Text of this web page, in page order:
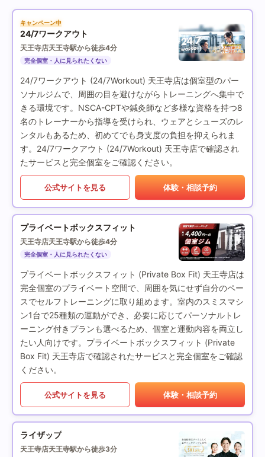
キャンペーン中
24/7ワークアウト
天王寺店天王寺駅から徒歩4分
完全個室・人に見られたくない
24/7ワークアウト (24/7Workout) 天王寺店は個室型のパー
ソナルジムで、周囲の目を避けながらトレーニングへ集中で
きる環境です。NSCA-CPTや鍼灸師など多様な資格を持つ8
名のトレーナーから指導を受けられ、ウェアとシューズのレ
ンタルもあるため、初めてでも身支度の負担を抑えられま
す。24/7ワークアウト (24/7Workout) 天王寺店で確認され
たサービスと完全個室をご確認ください。
公式サイトを見る 体験・相談予約
プライベートボックスフィット
天王寺店天王寺駅から徒歩4分
完全個室・人に見られたくない
プライベートボックスフィット (Private Box Fit) 天王寺店は
完全個室のプライベート空間で、周囲を気にせず自分のペー
スでセルフトレーニングに取り組めます。室内のスミスマシ
ン1台で25種類の運動ができ、必要に応じてパーソナルトレ
ーニング付きプランも選べるため、個室と運動内容を両立し
たい人向けです。プライベートボックスフィット (Private
Box Fit) 天王寺店で確認されたサービスと完全個室をご確認
ください。
公式サイトを見る 体験・相談予約
ライザップ
天王寺店天王寺駅から徒歩3分